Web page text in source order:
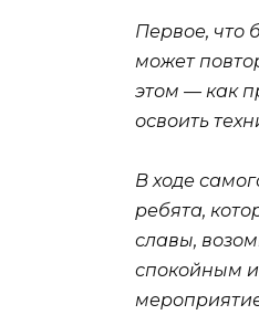
Первое, что
может
этом — как
освоить
В ходе
ребята,
славы,
спокойным и